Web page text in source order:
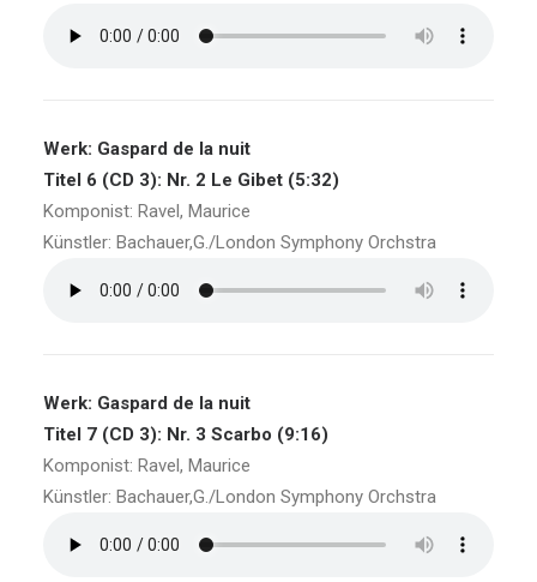
Werk: Gaspard de la nuit
Titel 6 (CD 3): Nr. 2 Le Gibet (5:32)
Komponist: Ravel, Maurice
Künstler: Bachauer,G./London Symphony Orchstra
Werk: Gaspard de la nuit
Titel 7 (CD 3): Nr. 3 Scarbo (9:16)
Komponist: Ravel, Maurice
Künstler: Bachauer,G./London Symphony Orchstra